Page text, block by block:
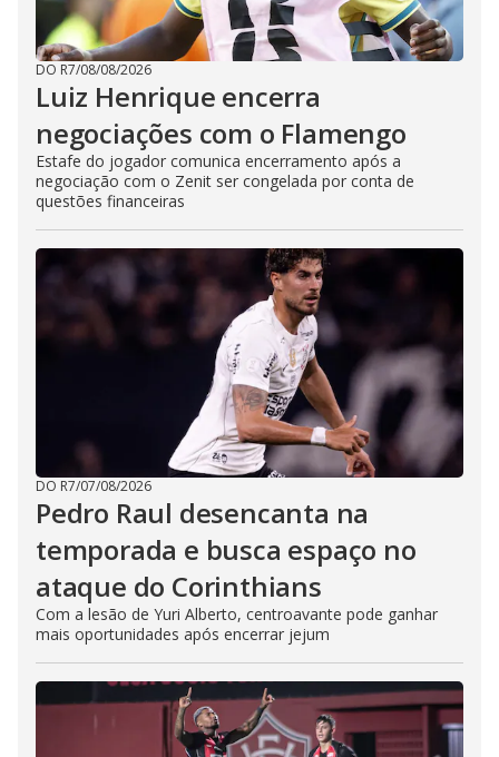
DO R7/08/08/2026
Luiz Henrique encerra
negociações com o Flamengo
Estafe do jogador comunica encerramento após a
negociação com o Zenit ser congelada por conta de
questões financeiras
DO R7/07/08/2026
Pedro Raul desencanta na
temporada e busca espaço no
ataque do Corinthians
Com a lesão de Yuri Alberto, centroavante pode ganhar
mais oportunidades após encerrar jejum